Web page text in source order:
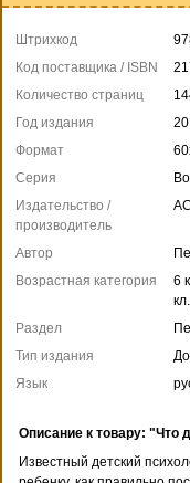
Штрихкод
Код поставщика / ISBN
Количество страниц
Год издания
Формат
Серия
Издательство /
производитель
Автор
Возрастная категория
6
Раздел
Тип издания
Язык
Описание к товару: "Что
Известный детский